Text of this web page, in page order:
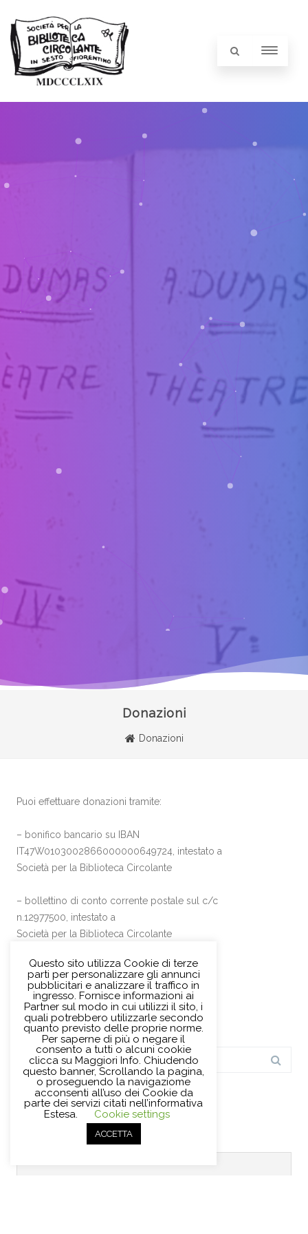
Donazioni
Donazioni
Puoi effettuare donazioni tramite:
– bonifico bancario su IBAN
IT47W0103002866000000649724, intestato a
Società per la Biblioteca Circolante
– bollettino di conto corrente postale sul c/c
n.12977500, intestato a
Società per la Biblioteca Circolante
TEST ON LINE INGLESE
Search
for:
ISCRIVITI ALLA NEWSLETTER
Nome o nome completo
Questo sito utilizza Cookie di terze
parti per personalizzare gli annunci
pubblicitari e analizzare il traffico in
ingresso. Fornisce informazioni ai
Partner sul modo in cui utilizzi il sito, i
quali potrebbero utilizzarle secondo
quanto previsto delle proprie norme.
Per saperne di più o negare il
consento a tutti o alcuni cookie
clicca su Maggiori Info. Chiudendo
questo banner, Scrollando la pagina,
o proseguendo la navigaziome
acconsenti all’uso dei Cookie da
parte dei servizi citati nell’informativa
Estesa.
Cookie settings
ACCETTA